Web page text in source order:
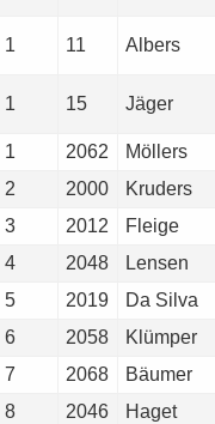
1 11 Albers
1 15 Jäger
1 2062
Möllers
2 2000
Kruders
3 2012
Fleige
4 2048
Lensen
5 2019
Da Silva
6 2058
Klümper
7 2068
Bäumer
8 2046
Haget